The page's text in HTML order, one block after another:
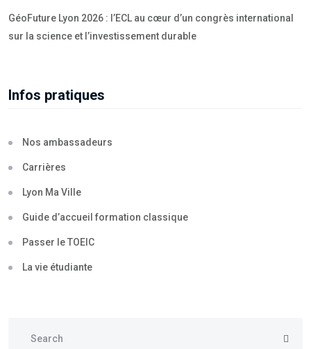
GéoFuture Lyon 2026 : l’ECL au cœur d’un congrès international
sur la science et l’investissement durable
Infos pratiques
Nos ambassadeurs
Carrières
Lyon Ma Ville
Guide d’accueil formation classique
Passer le TOEIC
La vie étudiante